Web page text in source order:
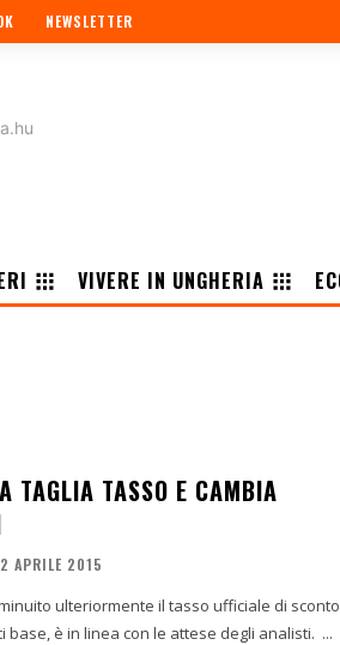
NEWSLETTER
VIVERE IN UNGHERIA
TAGLIA TASSO E CAMBIA
APRILE 2015
ulteriormente il tasso ufficiale di
portandolo all’1,8%. Il taglio, di 15 punti base, è in linea con le attese degli analisti. ...